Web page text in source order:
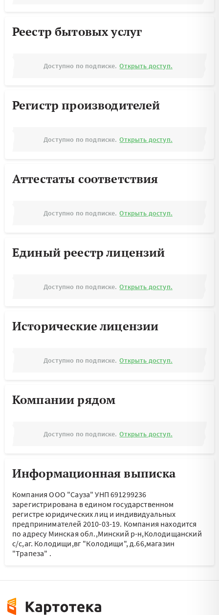
Реестр бытовых услуг
Доступно по подписке. Открыть доступ.
Регистр производителей
Доступно по подписке. Открыть доступ.
Аттестаты соответствия
Доступно по подписке. Открыть доступ.
Единый реестр лицензий
Доступно по подписке. Открыть доступ.
Исторические лицензии
Доступно по подписке. Открыть доступ.
Компании рядом
Доступно по подписке. Открыть доступ.
Информационная выписка
Компания ООО "Сауза" УНП 691299236
зарегистрирована в едином государственном
регистре юридических лиц и индивидуальных
предпринимателей 2010-03-19. Компания находится
по адресу Минская обл.,Минский р-н,Колодищанский
с/с,аг. Колодищи,вг "Колодищи", д.66,магазин
"Трапеза" .